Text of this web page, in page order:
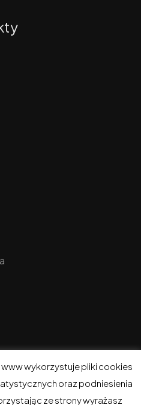
www wykorzystuje pliki cookies
oraz podniesienia
ze strony wyrażasz